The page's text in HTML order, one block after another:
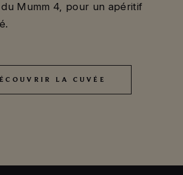
Mumm 4, pour un apéritif
LA CUVÉE
LA CUVÉE